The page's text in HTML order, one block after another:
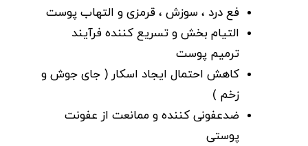
فع درد ، سوزش ، قرمزی و التهاب پوست
التیام بخش و تسریع کننده فرآیند
ترمیم پوست
کاهش احتمال ایجاد اسکار ( جای جوش و
زخم )
ضدعفونی کننده و ممانعت از عفونت
پوستی